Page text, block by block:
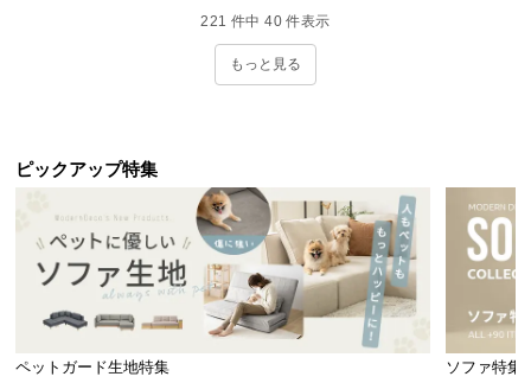
221 件中 40 件表示
もっと見る
ピックアップ特集
ペットガード生地特集 ソファ特集